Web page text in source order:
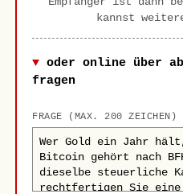
kannst
oder online über
fragen
FRAGE (MAX. 200 ZEICHEN)